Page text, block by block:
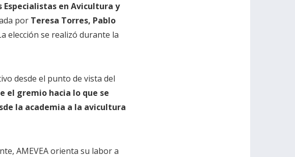
en Avicultura y
por Teresa Torres, Pablo
elección se realizó durante la
desde el punto de vista del
el gremio hacia lo que se
la academia a la avicultura
AMEVEA orienta su labor a